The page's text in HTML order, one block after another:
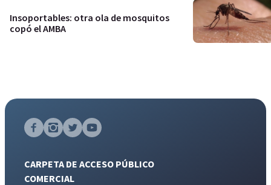
Insoportables: otra ola de mosquitos
copó el AMBA
CARPETA DE ACCESO PÚBLICO
COMERCIAL